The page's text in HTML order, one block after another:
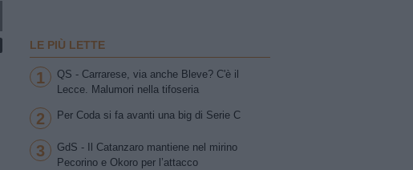
LE PIÙ LETTE
1
QS - Carrarese, via anche Bleve? C'è il
Lecce. Malumori nella tifoseria
2 Per Coda si fa avanti una big di Serie C
3
GdS - Il Catanzaro mantiene nel mirino
Pecorino e Okoro per l’attacco